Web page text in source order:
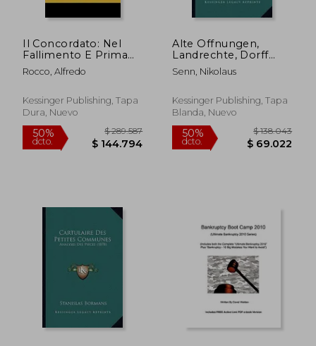
50% $ 465.839 50%
Il Concordato: Nel
Fallimento E Prima
Del Fallimento (1902)
(en Italiano)
Rocco, Alfredo
Kessinger Publishing, Tapa
Dura, Nuevo
Alte Offnungen,
Landrechte, Dorff
Rachte Und
Hofsrechtte Aus Der
Alemán)
Senn, Nikolaus
Kessinger Publishing, Tapa
Blanda, Nuevo